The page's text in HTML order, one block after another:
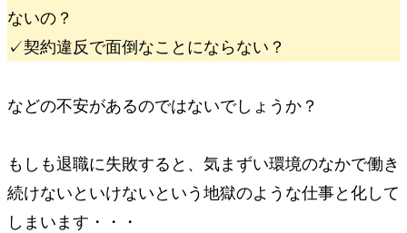
ないの？
✓契約違反で面倒なことにならない？
などの不安があるのではないでしょうか？
もしも退職に失敗すると、 気まずい環境のなかで働き
続けないといけない という地獄のような仕事と化して
しまいます・・・